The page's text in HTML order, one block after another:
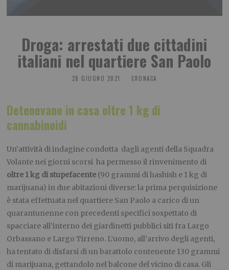
Droga: arrestati due cittadini
italiani nel quartiere San Paolo
28 GIUGNO 2021 CRONACA
Detenevano in casa oltre 1 kg di
cannabinoidi
Un’attività di indagine condotta dagli agenti della Squadra
Volante nei giorni scorsi ha permesso il rinvenimento di
oltre 1 kg di stupefacente (90 grammi di hashish e 1 kg di
marijuana) in due abitazioni diverse: la prima perquisizione
è stata effettuata nel quartiere San Paolo a carico di un
quarantunenne con precedenti specifici sospettato di
spacciare all’interno dei giardinetti pubblici siti fra Largo
Orbassano e Largo Tirreno. L’uomo, all’arrivo degli agenti,
ha tentato di disfarsi di un barattolo contenente 130 grammi
di marijuana, gettandolo nel balcone del vicino di casa. Gli